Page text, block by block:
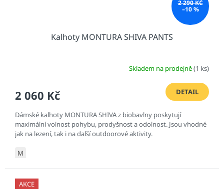
2 290 KČ
–10 %
Kalhoty MONTURA SHIVA PANTS
Skladem na prodejně(1 ks)
2 060 Kč DETAIL
Dámské kalhoty MONTURA SHIVA z biobavlny poskytují
maximální volnost pohybu, prodyšnost a odolnost. Jsou vhodné
jak na lezení, tak i na další outdoorové aktivity.
M
AKCE